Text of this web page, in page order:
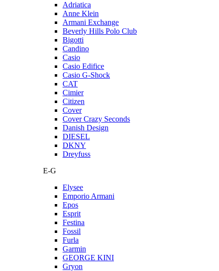
Adriatica
Anne Klein
Armani Exchange
Beverly Hills Polo Club
Bigotti
Candino
Casio
Casio Edifice
Casio G-Shock
CAT
Cimier
Citizen
Cover
Cover Crazy Seconds
Danish Design
DIESEL
DKNY
Dreyfuss
E-G
Elysee
Emporio Armani
Epos
Esprit
Festina
Fossil
Furla
Garmin
GEORGE KINI
Gryon